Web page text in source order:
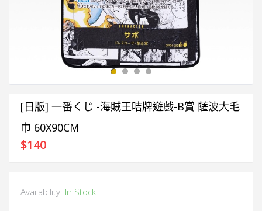
[日版] 一番くじ -海賊王咭牌遊戲-B賞 薩波大毛
巾 60X90CM
$140
Availability: In Stock